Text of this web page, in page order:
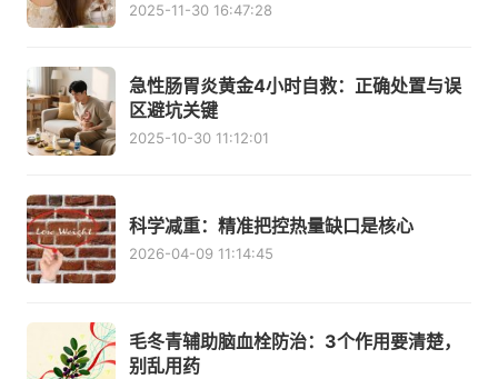
2025-11-30 16:47:28
急性肠胃炎黄金4小时自救：正确处置与误
区避坑关键
2025-10-30 11:12:01
科学减重：精准把控热量缺口是核心
2026-04-09 11:14:45
毛冬青辅助脑血栓防治：3个作用要清楚，
别乱用药